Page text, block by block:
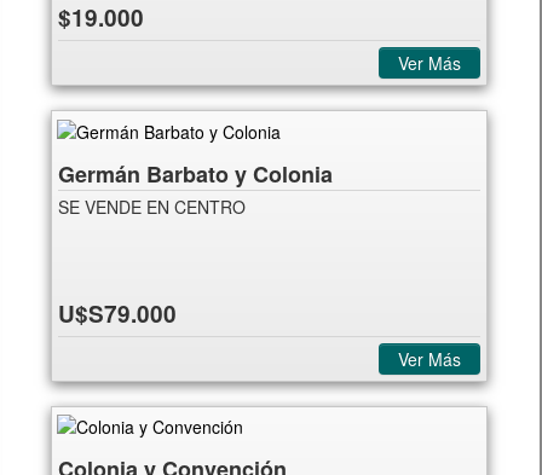
$19.000
Ver Más
Germán Barbato y Colonia
SE VENDE EN CENTRO
U$S79.000
Ver Más